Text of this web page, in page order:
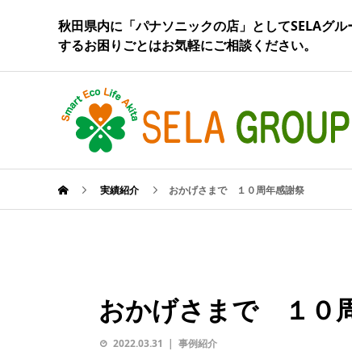
秋田県内に「パナソニックの店」としてSELAグ
するお困りごとはお気軽にご相談ください。
実績紹介 おかげさまで １０周年感謝祭
おかげさまで １０
2022.03.31 事例紹介